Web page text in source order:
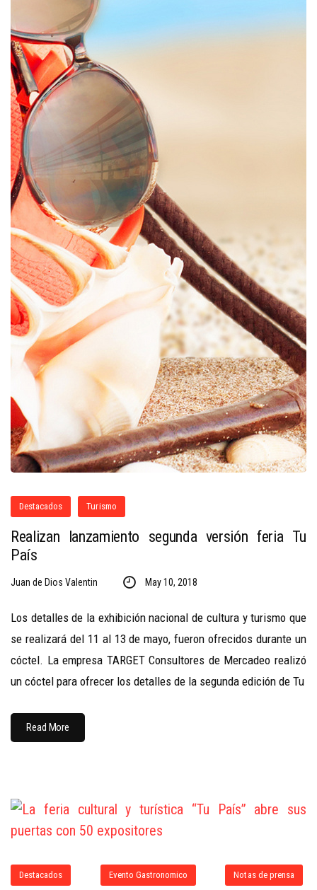
Destacados Turismo
Realizan lanzamiento segunda versión feria Tu
País
Juan de Dios Valentin May 10, 2018
Los detalles de la exhibición nacional de cultura y turismo que
se realizará del 11 al 13 de mayo, fueron ofrecidos durante un
cóctel. La empresa TARGET Consultores de Mercadeo realizó
un cóctel para ofrecer los detalles de la segunda edición de Tu
Read More
Destacados Evento Gastronomico Notas de prensa